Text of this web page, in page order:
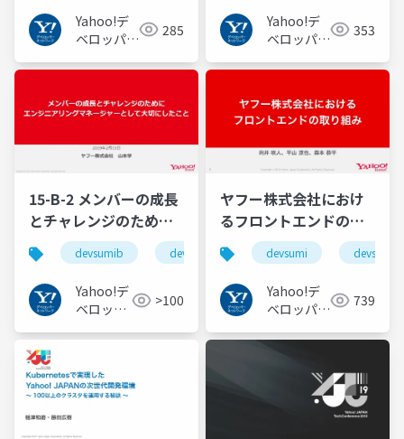
Yahoo!デ
ベロッパー
ク
285
Yahoo!デ
ベロッパー
ク
353
15-B-2 メンバーの成長
とチャレンジのために
エンジニアリングマネ
ージャーとして大切に
したこと #devsumiB
#devsumi
devsumib devsumi
Yahoo!デ
ベロッパ
>100
ヤフー株式会社におけ
るフロントエンドの取
り組み #devsumi
#devsumiB
devsumi devsumib
Yahoo!デ
ベロッパー
ク
739